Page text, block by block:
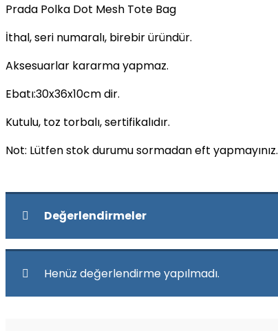
Prada Polka Dot Mesh Tote Bag
İthal, seri numaralı, birebir üründür.
Aksesuarlar kararma yapmaz.
Ebatı:30x36x10cm dir.
Kutulu, toz torbalı, sertifikalıdır.
Not: Lütfen stok durumu sormadan eft yapmayınız.
Değerlendirmeler
Henüz değerlendirme yapılmadı.